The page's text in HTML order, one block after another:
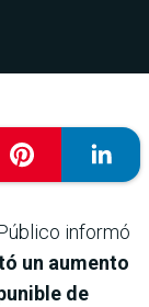
informó
un aumento
de